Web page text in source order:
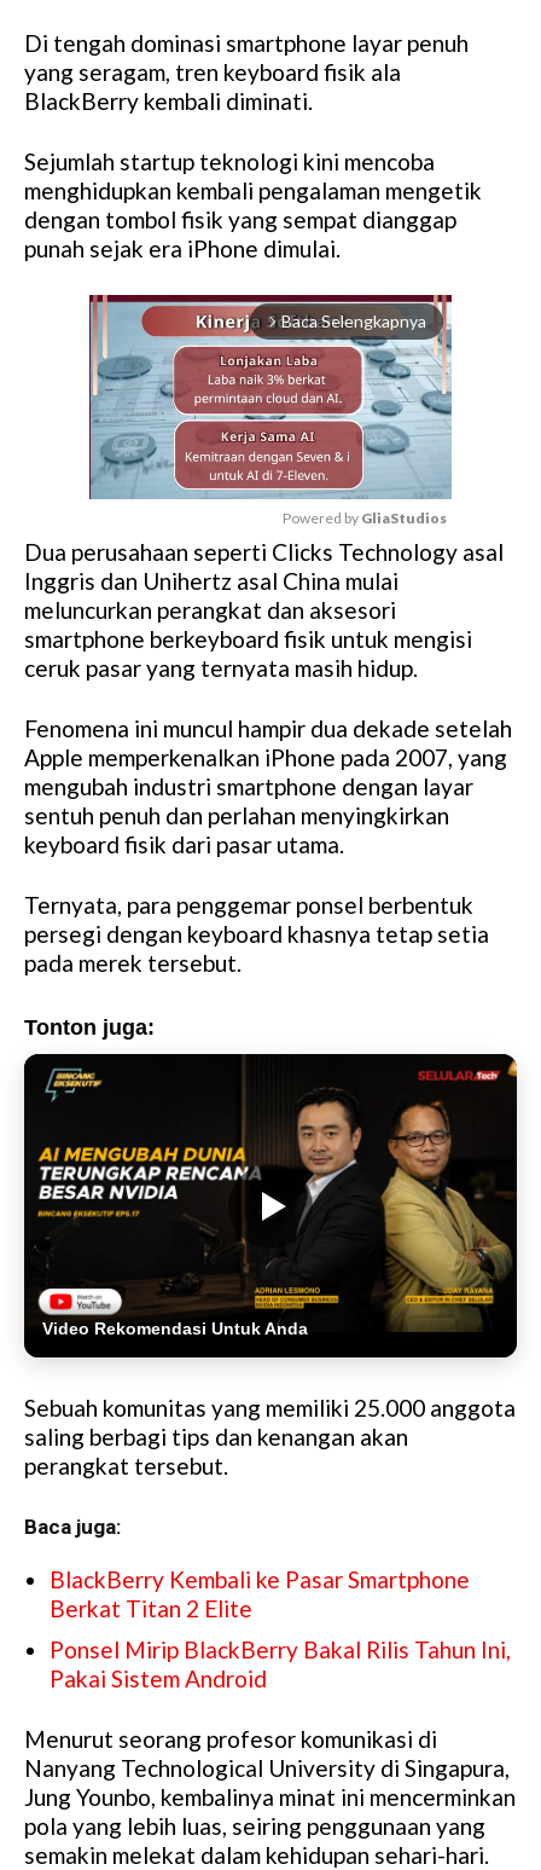
Di tengah dominasi smartphone layar penuh
yang seragam, tren keyboard fisik ala
BlackBerry kembali diminati.
Sejumlah startup teknologi kini mencoba
menghidupkan kembali pengalaman mengetik
dengan tombol fisik yang sempat dianggap
punah sejak era iPhone dimulai.
arrow_forward_ios Baca Selengkapnya
M
u
t
e
Powered by GliaStudios
Dua perusahaan seperti Clicks Technology asal
Inggris dan Unihertz asal China mulai
meluncurkan perangkat dan aksesori
smartphone berkeyboard fisik untuk mengisi
ceruk pasar yang ternyata masih hidup.
Fenomena ini muncul hampir dua dekade setelah
Apple memperkenalkan iPhone pada 2007, yang
mengubah industri smartphone dengan layar
sentuh penuh dan perlahan menyingkirkan
keyboard fisik dari pasar utama.
Ternyata, para penggemar ponsel berbentuk
persegi dengan keyboard khasnya tetap setia
pada merek tersebut.
Tonton juga:
Video Rekomendasi Untuk Anda
Sebuah komunitas yang memiliki 25.000 anggota
saling berbagi tips dan kenangan akan
perangkat tersebut.
Baca juga:
BlackBerry Kembali ke Pasar Smartphone
Berkat Titan 2 Elite
Ponsel Mirip BlackBerry Bakal Rilis Tahun Ini,
Pakai Sistem Android
Menurut seorang profesor komunikasi di
Nanyang Technological University di Singapura,
Jung Younbo, kembalinya minat ini mencerminkan
pola yang lebih luas, seiring penggunaan yang
semakin melekat dalam kehidupan sehari-hari.